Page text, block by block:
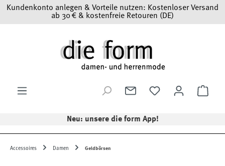
Zum Hauptinhalt springen
Kundenkonto anlegen & Vorteile nutzen: Kostenloser Versand
ab 30 € & kostenfreie Retouren (DE)
Neu: unsere die form App!
Accessoires Damen Geldbörsen